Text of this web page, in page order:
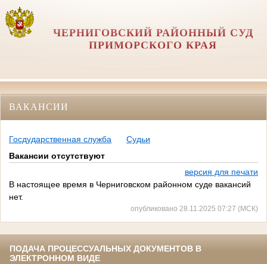
ЧЕРНИГОВСКИЙ РАЙОННЫЙ СУД
ПРИМОРСКОГО КРАЯ
ВАКАНСИИ
Госдударственная служба
Судьи
Вакансии отсутствуют
версия для печати
В настоящее время в Черниговском районном суде вакансий
нет.
опубликовано 28.11.2025 07:27 (МСК)
ПОДАЧА ПРОЦЕССУАЛЬНЫХ ДОКУМЕНТОВ В
ЭЛЕКТРОННОМ ВИДЕ